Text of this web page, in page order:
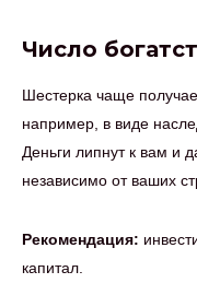
Число
Шестерка чаще
например, в виде
Деньги липнут к вам и
независимо от ваших
Рекомендация:
капитал.